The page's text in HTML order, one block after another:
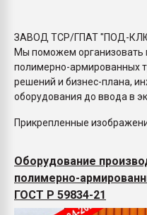
ЗАВОД TCP/ГПАТ "ПОД-
Мы поможем организовать
полимерно-армированных
решений и бизнес-плана,
оборудования до ввода в
Прикрепленные
Оборудование
полимерно-
ГОСТ Р 59834-21